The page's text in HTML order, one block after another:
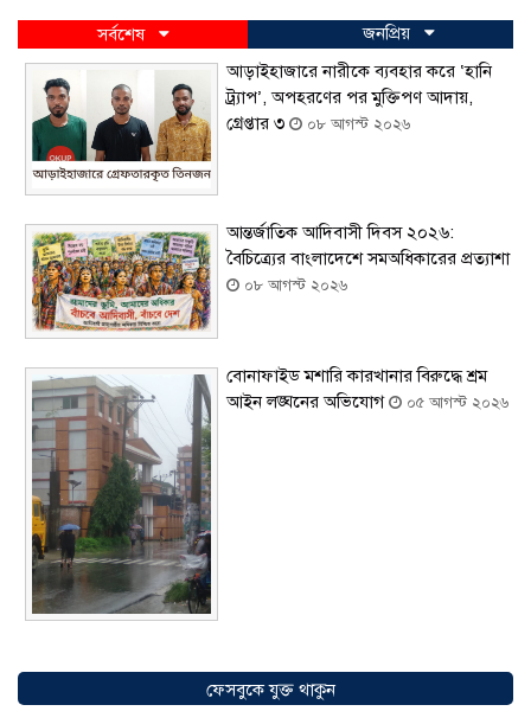
সর্বশেষ
জনপ্রিয়
আড়াইহাজারে নারীকে ব্যবহার করে ‘হানি
ট্র্যাপ’, অপহরণের পর মুক্তিপণ আদায়,
গ্রেপ্তার ৩
০৮ আগস্ট ২০২৬
আন্তর্জাতিক আদিবাসী দিবস ২০২৬:
বৈচিত্র্যের বাংলাদেশে সমঅধিকারের প্রত্যাশা
০৮ আগস্ট ২০২৬
বোনাফাইড মশারি কারখানার বিরুদ্ধে শ্রম
আইন লঙ্ঘনের অভিযোগ
০৫ আগস্ট ২০২৬
অগ্রযাত্রায় নতুন অধ্যায়, উদ্বোধন হলো ‘শিফা
মোহাম্মদিয়া ফিশারিজ’
০৫ আগস্ট ২০২৬
ফেসবুকে যুক্ত থাকুন